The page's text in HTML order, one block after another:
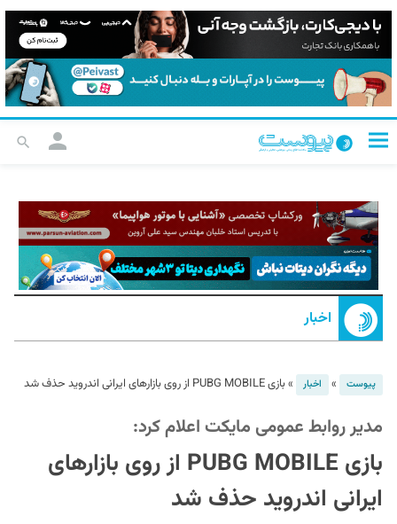
اخبار
پیوست » اخبار »بازی PUBG MOBILE از روی بازارهای ایرانی اندروید حذف شد
مدیر روابط عمومی مایکت اعلام کرد:
بازی PUBG MOBILE از روی بازارهای
ایرانی اندروید حذف شد